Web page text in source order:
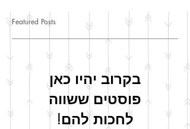
Featured Posts
בקרוב יהיו כאן
פוסטים ששווה
לחכות להם!